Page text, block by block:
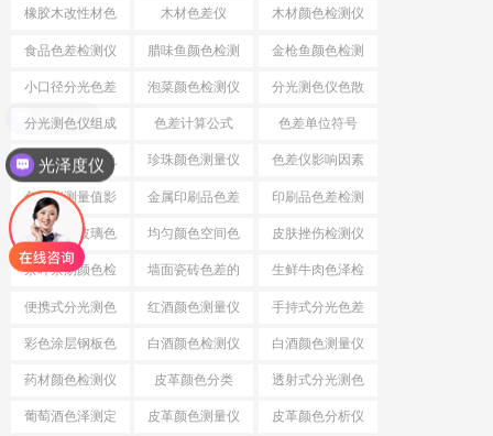
测仪
橡胶木改性材色
差
木材色差仪 木材颜色检测仪
食品色差检测仪 腊味鱼颜色检测
仪
金枪鱼颜色检测
仪
小口径分光色差
仪
泡菜颜色检测仪 分光测色仪色散
系统
分光测色仪组成
结构
色差计算公式 色差单位符号
小口径分光测色
仪
珍珠颜色测量仪 色差仪影响因素
色差仪测量值影
响因素
金属印刷品色差 印刷品色差检测
仪
建筑镀膜玻璃色
差检测仪
均匀颜色空间色
差公式
皮肤挫伤检测仪
茶叶茶汤颜色检
测仪
墙面瓷砖色差的
检测仪
生鲜牛肉色泽检
测仪
便携式分光测色
仪
红酒颜色测量仪 手持式分光色差
仪
彩色涂层钢板色
差检测仪
白酒颜色检测仪 白酒颜色测量仪
药材颜色检测仪 皮革颜色分类 透射式分光测色
仪
葡萄酒色泽测定 皮革颜色测量仪 皮革颜色分析仪
色差仪
光泽度仪